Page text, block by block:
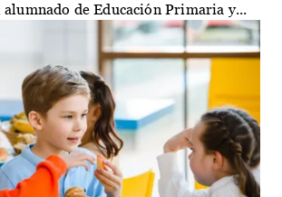
de Educación Primaria y...